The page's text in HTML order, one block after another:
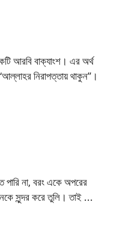
নিরাপত্তায় থাকুন”।
পারি না, বরং একে অপরের
সুন্দর করে তুলি। তাই ...